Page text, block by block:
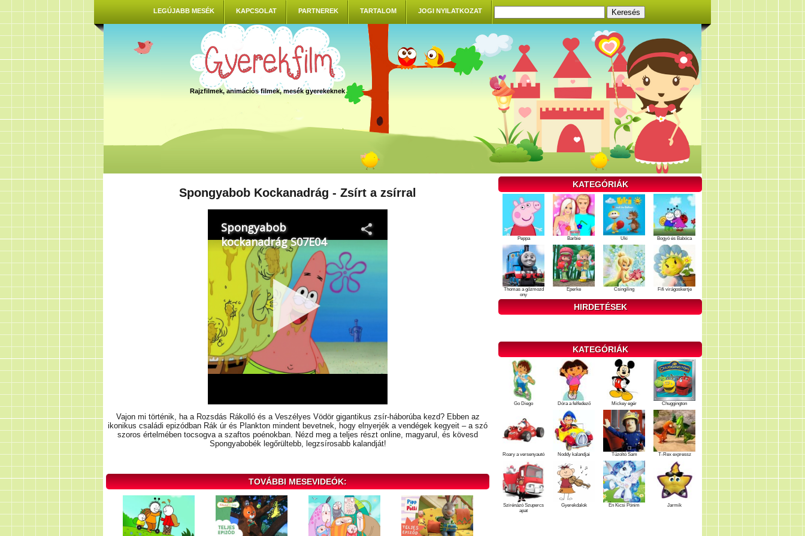
LEGÚJABB MESÉK KAPCSOLAT PARTNEREK TARTALOM JOGI NYILATKOZAT
Rajzfilmek, animációs filmek, mesék gyerekeknek
Spongyabob Kockanadrág - Zsírt a zsírral
Vajon mi történik, ha a Rozsdás Rákolló és a Veszélyes Vödör gigantikus zsír-háborúba kezd? Ebben az
ikonikus családi epizódban Rák úr és Plankton mindent bevetnek, hogy elnyerjék a vendégek kegyeit – a szó
szoros értelmében tocsogva a szaftos poénokban. Nézd meg a teljes részt online, magyarul, és kövesd
Spongyabobék legőrültebb, legzsírosabb kalandját!
TOVÁBBI MESEVIDEÓK:
KATEGÓRIÁK
Peppa Barbie Uki Bogyó és Babóca
Thomas a gőzmozd
ony
Eperke Csingiling Fifi virágoskertje
HIRDETÉSEK
KATEGÓRIÁK
Go Diego Dóra a felfedező Mickey egér Chuggington
Roary a versenyautó Noddy kalandjai Tűzoltó Sam T-Rex expressz
Szirénázó Szupercs
apat
Gyerekdalok Én Kicsi Pónim Jarmik